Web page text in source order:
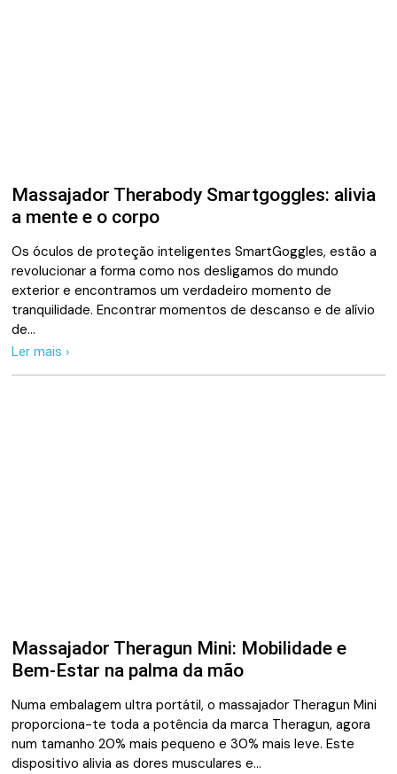
Massajador Therabody Smartgoggles: alivia
a mente e o corpo
Os óculos de proteção inteligentes SmartGoggles, estão a
revolucionar a forma como nos desligamos do mundo
exterior e encontramos um verdadeiro momento de
tranquilidade. Encontrar momentos de descanso e de alívio
de…
Ler mais ›
Massajador Theragun Mini: Mobilidade e
Bem-Estar na palma da mão
Numa embalagem ultra portátil, o massajador Theragun Mini
proporciona-te toda a potência da marca Theragun, agora
num tamanho 20% mais pequeno e 30% mais leve. Este
dispositivo alivia as dores musculares e…